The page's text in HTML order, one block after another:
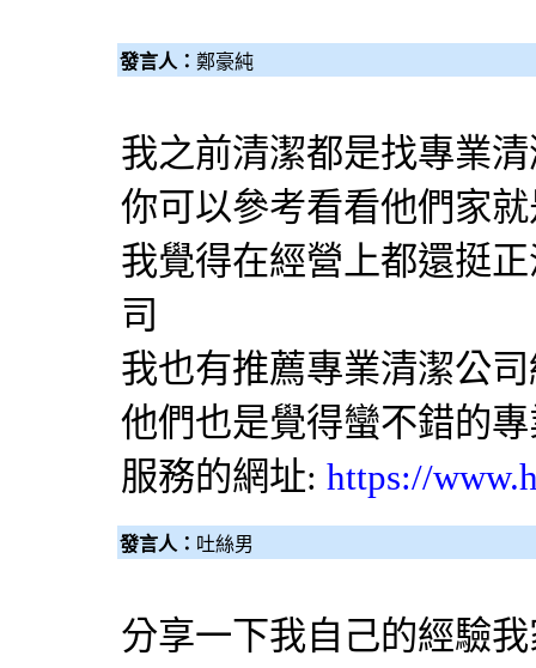
發言人： 鄭豪純
我之前清潔都是找專業
你可以參考看看他們家
我覺得在經營上都還挺
司
我也有推薦專業清潔公
他們也是覺得蠻不錯的
服務的網址: https://
發言人： 吐絲男
分享一下我自己的經驗